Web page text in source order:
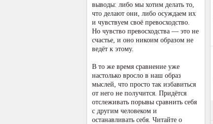
выводы: либо мы хотим делать то,
что делают они, либо осуждаем их
и чувствуем своё превосходство.
Но чувство превосходства — это не
счастье, и оно никоим образом не
ведёт к этому.
В то же время сравнение уже
настолько вросло в наш образ
мыслей, что просто так избавиться
от него не получится. Придётся
отслеживать порывы сравнить себя
с другим человеком и
останавливать себя. Читайте о